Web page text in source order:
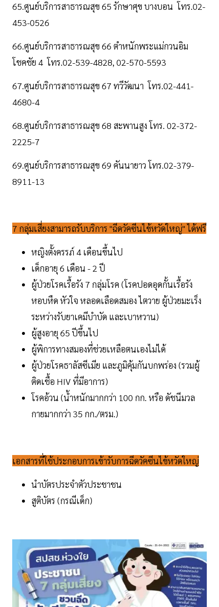
65.ศูนย์บริการสาธารณสุข 65 รักษาศุข บางบอน โทร.02-
453-0526
66.ศูนย์บริการสาธารณสุข 66 ตำหนักพระแม่กวนอิม
โชคชัย 4 โทร.02-539-4828, 02-570-5593
67.ศูนย์บริการสาธารณสุข 67 ทวีวัฒนา โทร.02-441-
4680-4
68.ศูนย์บริการสาธารณสุข 68 สะพานสูง โทร. 02-372-
2225-7
69.ศูนย์บริการสาธารณสุข 69 คันนายาว โทร.02-379-
8911-13
7 กลุ่มเสี่ยงสามารถรับบริการ "ฉีดวัคซีนไข้หวัดใหญ่" ได้ฟรี
หญิงตั้งครรภ์ 4 เดือนขึ้นไป
เด็กอายุ 6 เดือน - 2 ปี
ผู้ป่วยโรคเรื้อรัง 7 กลุ่มโรค (โรคปอดอุดกั้นเรื้อรัง
หอบหืด หัวใจ หลอดเลือดสมอง ไตวาย ผู้ป่วยมะเร็ง
ระหว่างรับยาเคมีบำบัด และเบาหวาน)
ผู้สูงอายุ 65 ปีขึ้นไป
ผู้พิการทางสมองที่ช่วยเหลือตนเองไม่ได้
ผู้ป่วยโรคธาลัสซีเมีย และภูมิคุ้มกันบกพร่อง (รวมผู้
ติดเชื้อ HIV ที่มีอาการ)
โรคอ้วน (น้ำหนักมากกว่า 100 กก. หรือ ดัชนีมวล
กายมากกว่า 35 กก./ตรม.)
เอกสารที่ใช้ประกอบการเข้ารับการฉีดวัคซีนไข้หวัดใหญ่
นำบัตรประจำตัวประชาชน
สูติบัตร (กรณีเด็ก)